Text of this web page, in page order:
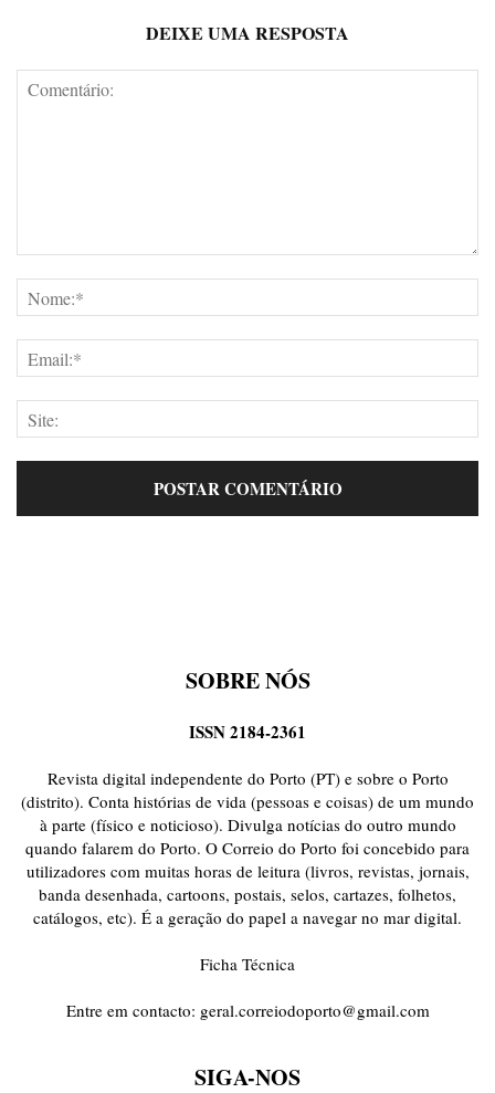
DEIXE UMA RESPOSTA
SOBRE NÓS
ISSN 2184-2361
Revista digital independente do Porto (PT) e sobre o Porto
(distrito). Conta histórias de vida (pessoas e coisas) de um mundo
à parte (físico e noticioso). Divulga notícias do outro mundo
quando falarem do Porto. O Correio do Porto foi concebido para
utilizadores com muitas horas de leitura (livros, revistas, jornais,
banda desenhada, cartoons, postais, selos, cartazes, folhetos,
catálogos, etc). É a geração do papel a navegar no mar digital.
Ficha Técnica
Entre em contacto: geral.correiodoporto@gmail.com
SIGA-NOS